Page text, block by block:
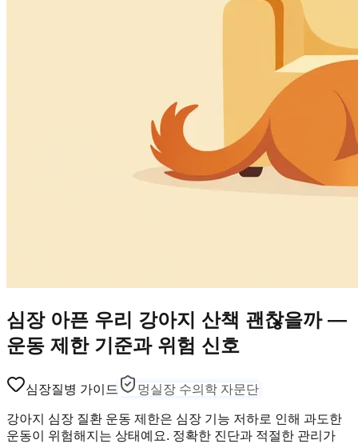
심장 아픈 우리 강아지 산책 괜찮을까 —
운동 제한 기준과 위험 신호
심장질병 가이드 멍실장 수의학 자문단
강아지 심장 질환 운동 제한은 심장 기능 저하로 인해 과도한
운동이 위험해지는 상태예요. 정확한 진단과 적절한 관리가